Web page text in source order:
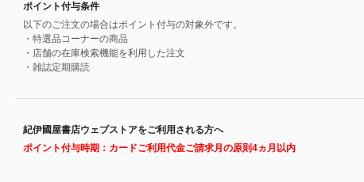
ポイント付与条件
以下のご注文の場合はポイント付与の対象外です。
・特選品コーナーの商品
・店舗の在庫検索機能を利用した注文
・雑誌定期購読
紀伊國屋書店ウェブストアをご利用される方へ
ポイント付与時期：カードご利用代金ご請求月の原則4ヵ月以内